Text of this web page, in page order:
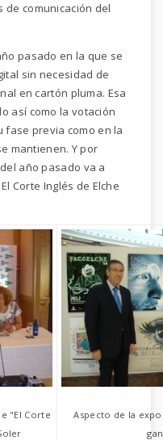
comunicación del
pasado en la que se
sin necesidad de
en cartón pluma. Esa
así como la votación
fase previa como en la
mantienen. Y por
año pasado va a
Corte Inglés de Elche
"El Corte
Aspecto de la